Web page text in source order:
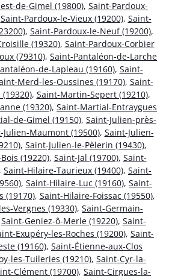
de-Gimel (19800), Saint-Pardoux-
Saint-Pardoux-le-Vieux (19200), Saint-
, Saint-Pardoux-le-Neuf (19200),
(19320), Saint-Pardoux-Corbier
(79310), Saint-Pantaléon-de-Larche
de-Lapleau (19160), Saint-
Merd-les-Oussines (19170), Saint-
, Saint-Martin-Sepert (19210),
(19320), Saint-Martial-Entraygues
de-Gimel (19150), Saint-Julien-près-
Julien-Maumont (19500), Saint-Julien-
, Saint-Julien-le-Pèlerin (19430),
(19220), Saint-Jal (19700), Saint-
, Saint-Hilaire-Taurieux (19400), Saint-
, Saint-Hilaire-Luc (19160), Saint-
(19170), Saint-Hilaire-Foissac (19550),
Vergnes (19330), Saint-Germain-
Saint-Geniez-ô-Merle (19220), Saint-
Exupéry-les-Roches (19200), Saint-
(19160), Saint-Étienne-aux-Clos
les-Tuileries (19210), Saint-Cyr-la-
Clément (19700), Saint-Cirgues-la-